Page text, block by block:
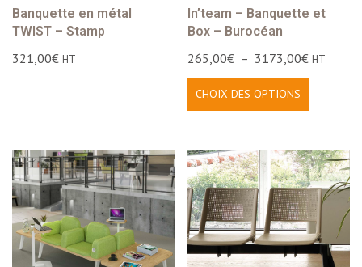
Banquette en métal
TWIST – Stamp
321,00€ HT
In’team – Banquette et
Box – Burocéan
265,00€ – 3173,00€ HT
CHOIX DES OPTIONS